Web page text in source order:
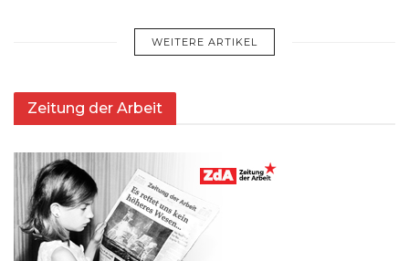
WEITERE ARTIKEL
Zeitung der Arbeit